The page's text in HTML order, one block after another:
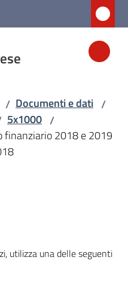
/ Documenti e dati /
5x1000 /
2018 e 2019
utilizza una delle seguenti